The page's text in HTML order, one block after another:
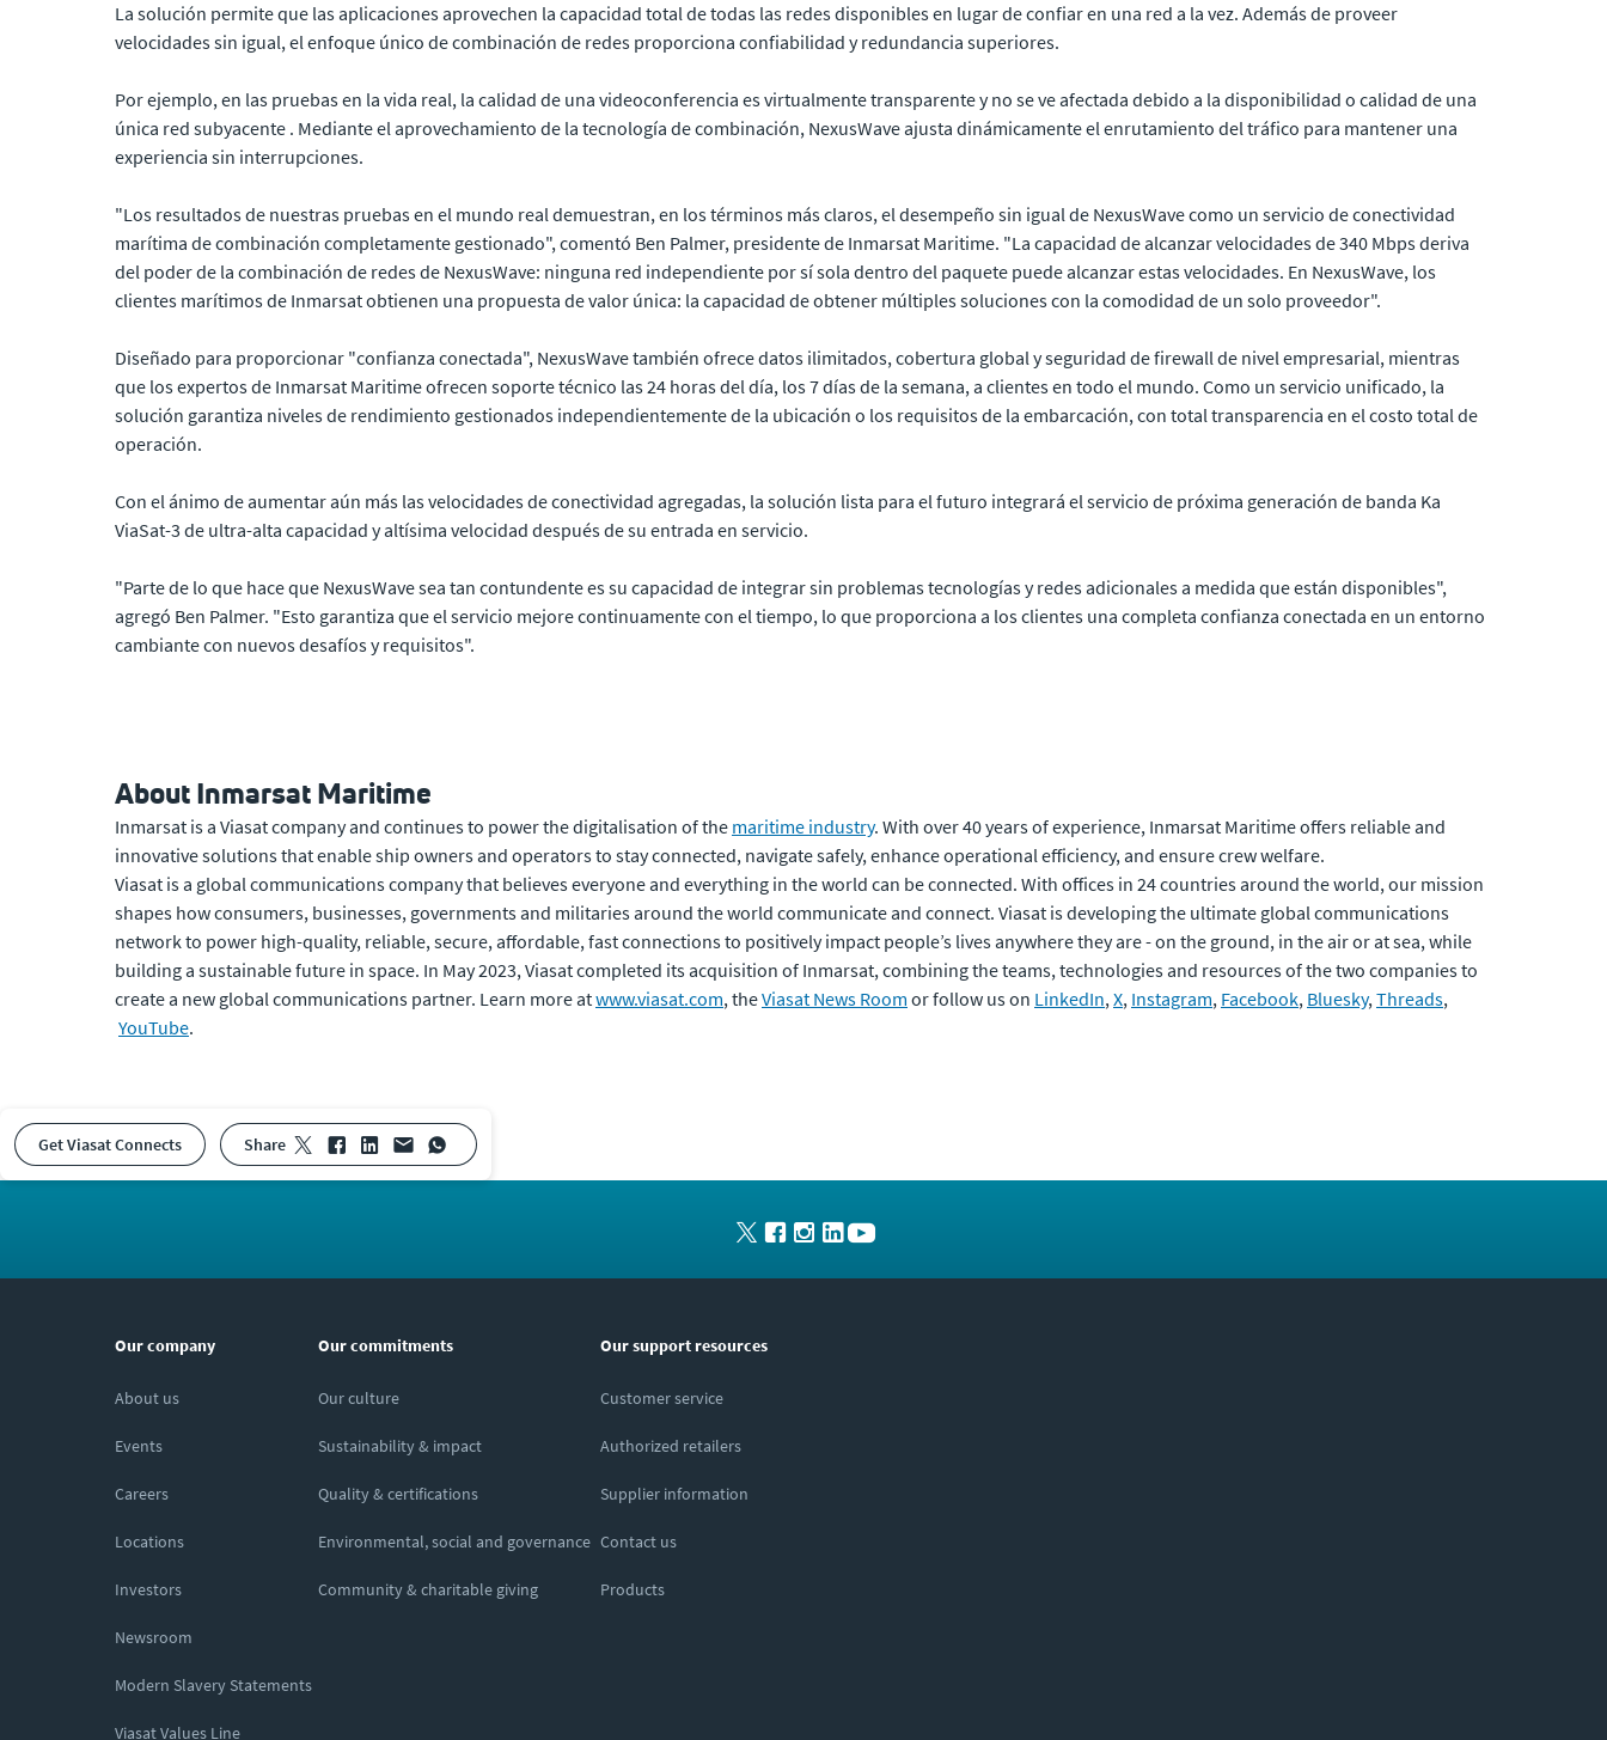
La solución permite que las aplicaciones aprovechen la capacidad total de todas las redes disponibles en lugar de confiar en una red a la vez. Además de proveer
velocidades sin igual, el enfoque único de combinación de redes proporciona confiabilidad y redundancia superiores.
Por ejemplo, en las pruebas en la vida real, la calidad de una videoconferencia es virtualmente transparente y no se ve afectada debido a la disponibilidad o calidad de una
única red subyacente . Mediante el aprovechamiento de la tecnología de combinación, NexusWave ajusta dinámicamente el enrutamiento del tráfico para mantener una
experiencia sin interrupciones.
"Los resultados de nuestras pruebas en el mundo real demuestran, en los términos más claros, el desempeño sin igual de NexusWave como un servicio de conectividad
marítima de combinación completamente gestionado", comentó Ben Palmer, presidente de Inmarsat Maritime. "La capacidad de alcanzar velocidades de 340 Mbps deriva
del poder de la combinación de redes de NexusWave: ninguna red independiente por sí sola dentro del paquete puede alcanzar estas velocidades. En NexusWave, los
clientes marítimos de Inmarsat obtienen una propuesta de valor única: la capacidad de obtener múltiples soluciones con la comodidad de un solo proveedor".
Diseñado para proporcionar "confianza conectada", NexusWave también ofrece datos ilimitados, cobertura global y seguridad de firewall de nivel empresarial, mientras
que los expertos de Inmarsat Maritime ofrecen soporte técnico las 24 horas del día, los 7 días de la semana, a clientes en todo el mundo. Como un servicio unificado, la
solución garantiza niveles de rendimiento gestionados independientemente de la ubicación o los requisitos de la embarcación, con total transparencia en el costo total de
operación.
Con el ánimo de aumentar aún más las velocidades de conectividad agregadas, la solución lista para el futuro integrará el servicio de próxima generación de banda Ka
ViaSat-3 de ultra-alta capacidad y altísima velocidad después de su entrada en servicio.
"Parte de lo que hace que NexusWave sea tan contundente es su capacidad de integrar sin problemas tecnologías y redes adicionales a medida que están disponibles",
agregó Ben Palmer. "Esto garantiza que el servicio mejore continuamente con el tiempo, lo que proporciona a los clientes una completa confianza conectada en un entorno
cambiante con nuevos desafíos y requisitos".
About Inmarsat Maritime
Inmarsat is a Viasat company and continues to power the digitalisation of the maritime industry. With over 40 years of experience, Inmarsat Maritime offers reliable and
innovative solutions that enable ship owners and operators to stay connected, navigate safely, enhance operational efficiency, and ensure crew welfare.
Viasat is a global communications company that believes everyone and everything in the world can be connected. With offices in 24 countries around the world, our mission
shapes how consumers, businesses, governments and militaries around the world communicate and connect. Viasat is developing the ultimate global communications
network to power high-quality, reliable, secure, affordable, fast connections to positively impact people’s lives anywhere they are - on the ground, in the air or at sea, while
building a sustainable future in space. In May 2023, Viasat completed its acquisition of Inmarsat, combining the teams, technologies and resources of the two companies to
create a new global communications partner. Learn more atwww.viasat.com, theViasat News Room or follow us on LinkedIn,X, Instagram, Facebook, Bluesky,Threads,
YouTube.
Get Viasat Connects share
Our company
About us
Events
Careers
Locations
Investors
Newsroom
Modern Slavery Statements
Viasat Values Line
Our commitments
Our culture
Sustainability & impact
Quality & certifications
Environmental, social and governance
Community & charitable giving
Our support resources
Customer service
Authorized retailers
Supplier information
Contact us
Products